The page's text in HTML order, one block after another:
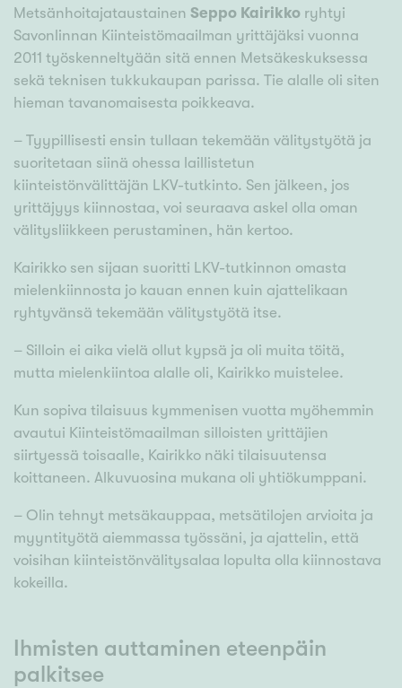
Metsänhoitajataustainen Seppo Kairikko ryhtyi
Savonlinnan Kiinteistömaailman yrittäjäksi vuonna
2011 työskenneltyään sitä ennen Metsäkeskuksessa
sekä teknisen tukkukaupan parissa. Tie alalle oli siten
hieman tavanomaisesta poikkeava.
– Tyypillisesti ensin tullaan tekemään välitystyötä ja
suoritetaan siinä ohessa laillistetun
kiinteistönvälittäjän LKV-tutkinto. Sen jälkeen, jos
yrittäjyys kiinnostaa, voi seuraava askel olla oman
välitysliikkeen perustaminen, hän kertoo.
Kairikko sen sijaan suoritti LKV-tutkinnon omasta
mielenkiinnosta jo kauan ennen kuin ajattelikaan
ryhtyvänsä tekemään välitystyötä itse.
– Silloin ei aika vielä ollut kypsä ja oli muita töitä,
mutta mielenkiintoa alalle oli, Kairikko muistelee.
Kun sopiva tilaisuus kymmenisen vuotta myöhemmin
avautui Kiinteistömaailman silloisten yrittäjien
siirtyessä toisaalle, Kairikko näki tilaisuutensa
koittaneen. Alkuvuosina mukana oli yhtiökumppani.
– Olin tehnyt metsäkauppaa, metsätilojen arvioita ja
myyntityötä aiemmassa työssäni, ja ajattelin, että
voisihan kiinteistönvälitysalaa lopulta olla kiinnostava
kokeilla.
Ihmisten auttaminen eteenpäin
palkitsee